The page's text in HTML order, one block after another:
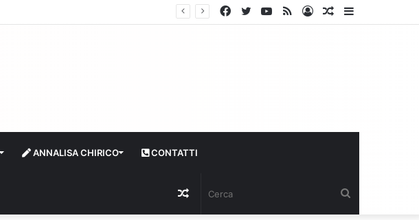
Articolo
Log
RSS
YouTube
Twitter
Facebook
ANNALISA CHIRICO CONTATTI
Articolo